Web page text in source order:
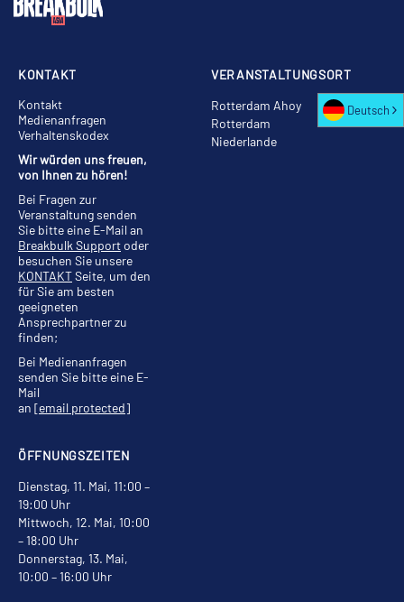
VERANSTALTUNGSORT
Rotterdam Ahoy
Rotterdam
Niederlande
ÖFFNUNGSZEITEN
Dienstag, 11. Mai, 11:00 –
19:00 Uhr
Mittwoch, 12. Mai, 10:00
– 18:00 Uhr
Donnerstag, 13. Mai,
10:00 – 16:00 Uhr
KONTAKT
Kontakt
Medienanfragen
Verhaltenskodex
Wir würden uns freuen,
von Ihnen zu hören!
Bei Fragen zur
Veranstaltung senden
Sie bitte eine E-Mail an
Breakbulk Supportoder
besuchen Sie unsere
KONTAKTSeite, um den
für Sie am besten
geeigneten
Ansprechpartner zu
finden;
Bei Medienanfragen
senden Sie bitte eine E-
Mail
an [email protected]
Deutsch